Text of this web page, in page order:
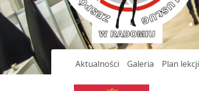
Aktualności Galeria Plan lekcji